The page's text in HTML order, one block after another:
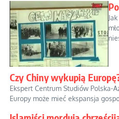
Czy Chiny wykupią
Ekspert Centrum Studiów Polska-
Europy może mieć ekspansja